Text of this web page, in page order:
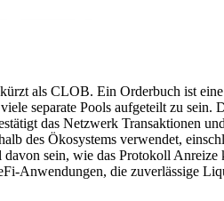
als CLOB. Ein Orderbuch ist
separate Pools aufgeteilt zu
das Netzwerk Transaktionen
des Ökosystems verwendet,
sein, wie das Protokoll
Anwendungen, die zuverlässige